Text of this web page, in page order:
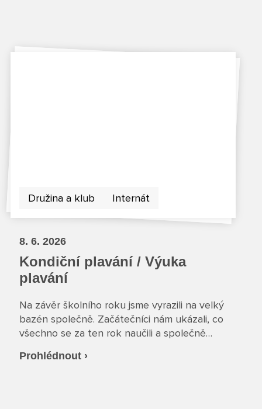
Družina a klub Internát
8. 6. 2026
Kondiční plavání / Výuka
plavání
Na závěr školního roku jsme vyrazili na velký
bazén společně. Začátečníci nám ukázali, co
všechno se za ten rok naučili a společně
záchranu tonoucího.
Prohlédnout ›